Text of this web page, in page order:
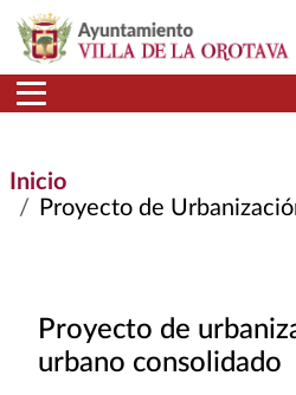
Pasar al contenido principal
Inicio
Proyecto de
Proyecto de
urbano consolidado